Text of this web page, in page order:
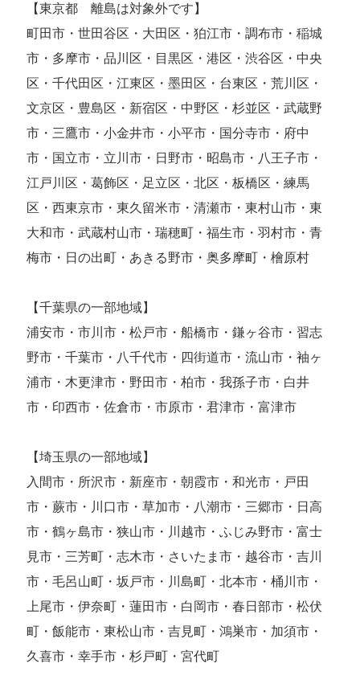
【東京都 離島は対象外です】
町田市・世田谷区・大田区・狛江市・調布市・稲城
市・多摩市・品川区・目黒区・港区・渋谷区・中央
区・千代田区・江東区・墨田区・台東区・荒川区・
文京区・豊島区・新宿区・中野区・杉並区・武蔵野
市・三鷹市・小金井市・小平市・国分寺市・府中
市・国立市・立川市・日野市・昭島市・八王子市・
江戸川区・葛飾区・足立区・北区・板橋区・練馬
区・西東京市・東久留米市・清瀬市・東村山市・東
大和市・武蔵村山市・瑞穂町・福生市・羽村市・青
梅市・日の出町・あきる野市・奥多摩町・檜原村
【千葉県の一部地域】
浦安市・市川市・松戸市・船橋市・鎌ヶ谷市・習志
野市・千葉市・八千代市・四街道市・流山市・袖ヶ
浦市・木更津市・野田市・柏市・我孫子市・白井
市・印西市・佐倉市・市原市・君津市・富津市
【埼玉県の一部地域】
入間市・所沢市・新座市・朝霞市・和光市・戸田
市・蕨市・川口市・草加市・八潮市・三郷市・日高
市・鶴ヶ島市・狭山市・川越市・ふじみ野市・富士
見市・三芳町・志木市・さいたま市・越谷市・吉川
市・毛呂山町・坂戸市・川島町・北本市・桶川市・
上尾市・伊奈町・蓮田市・白岡市・春日部市・松伏
町・飯能市・東松山市・吉見町・鴻巣市・加須市・
久喜市・幸手市・杉戸町・宮代町